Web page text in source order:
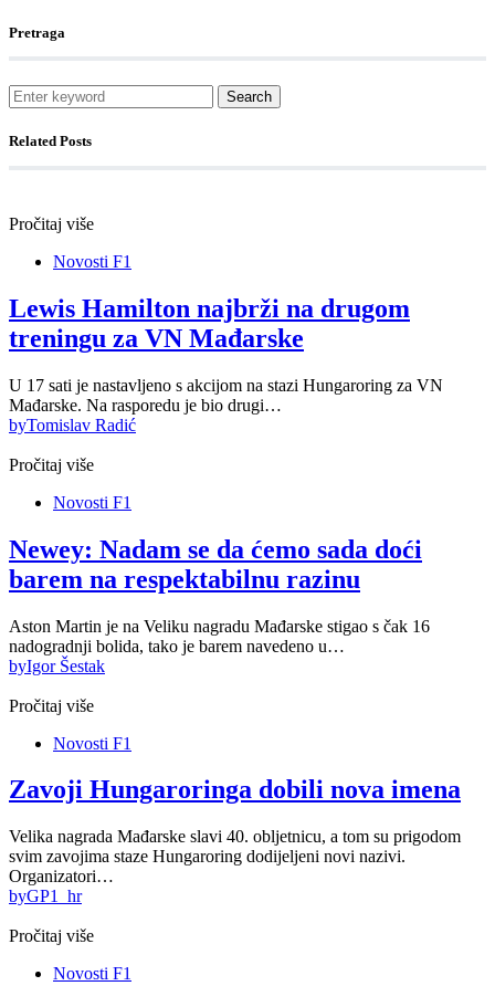
Pretraga
Search
Related Posts
Pročitaj više
Novosti F1
Lewis Hamilton najbrži na drugom
treningu za VN Mađarske
U 17 sati je nastavljeno s akcijom na stazi Hungaroring za VN
Mađarske. Na rasporedu je bio drugi…
byTomislav Radić
Pročitaj više
Novosti F1
Newey: Nadam se da ćemo sada doći
barem na respektabilnu razinu
Aston Martin je na Veliku nagradu Mađarske stigao s čak 16
nadogradnji bolida, tako je barem navedeno u…
byIgor Šestak
Pročitaj više
Novosti F1
Zavoji Hungaroringa dobili nova imena
Velika nagrada Mađarske slavi 40. obljetnicu, a tom su prigodom
svim zavojima staze Hungaroring dodijeljeni novi nazivi.
Organizatori…
byGP1_hr
Pročitaj više
Novosti F1